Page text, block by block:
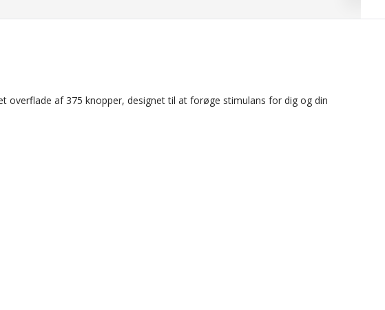
overflade af 375 knopper, designet til at forøge stimulans for dig og din